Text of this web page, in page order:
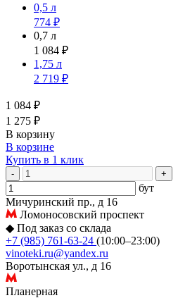
0,5 л
774 ₽
0,7 л
1 084 ₽
1,75 л
2 719 ₽
1 084 ₽
1 275 ₽
В корзину
В корзине
Купить в 1 клик
- +
бут
Мичуринский пр., д 16
Ломоносовский проспект
◆ Под заказ со склада
+7 (985) 761-63-24 (10:00–23:00)
vinoteki.ru@yandex.ru
Воротынская ул., д 16
Планерная